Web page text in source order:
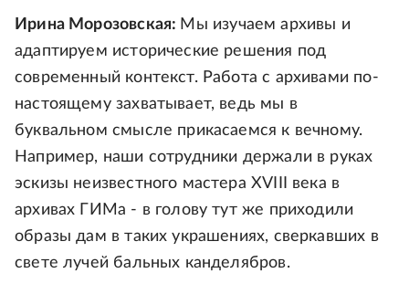
Ирина Морозовская: Мы изучаем архивы и
адаптируем исторические решения под
современный контекст. Работа с архивами по-
настоящему захватывает, ведь мы в
буквальном смысле прикасаемся к вечному.
Например, наши сотрудники держали в руках
эскизы неизвестного мастера XVIII века в
архивах ГИМа - в голову тут же приходили
образы дам в таких украшениях, сверкавших в
свете лучей бальных канделябров.